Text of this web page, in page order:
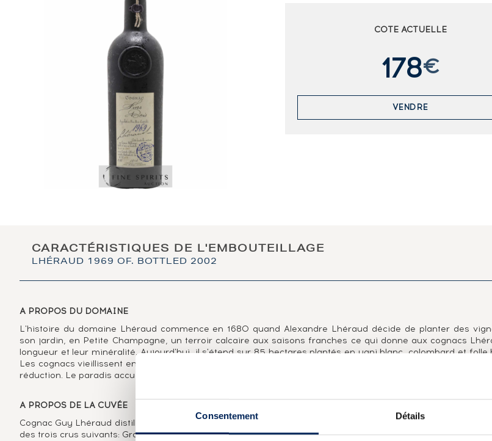
Consentement Détails
COTE ACTUELLE
178€
VENDRE
CARACTÉRISTIQUES DE L'EMBOUTEILLAGE
LHÉRAUD 1969 OF. BOTTLED 2002
A PROPOS DU DOMAINE
L'histoire du domaine Lhéraud commence en 1680 quand Alexandre Lhéraud décide de planter des
son jardin, en Petite Champagne, un terroir calcaire aux saisons franches ce qui donne aux cognacs
longueur et leur minéralité. Aujourd'hui, il s'étend sur 85 hectares plantés en ugni blanc, colombard et folle
Les cognacs vieillissent en fût de chêne du limousin dans cinq chais en pierre blonde de Charente, sans
réduction. Le paradis accueille quant à lui les plus vieux cognacs de la maison, transférés dans des dames-
A PROPOS DE LA CUVÉE
Cognac Guy Lhéraud distillé en 1969 et embouteillé en 2002. Le Cognac produit par la maison Guy Lheraud
des trois crus suivants: Grande Champagne, Petite Champagne et Fins Bois.